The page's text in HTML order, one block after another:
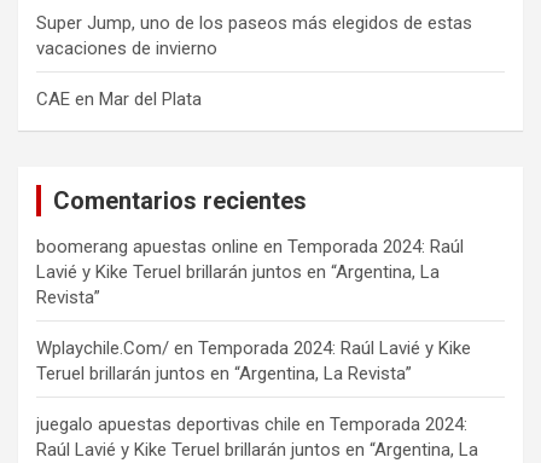
Super Jump, uno de los paseos más elegidos de estas
vacaciones de invierno
CAE en Mar del Plata
Comentarios recientes
boomerang apuestas online en Temporada 2024: Raúl
Lavié y Kike Teruel brillarán juntos en “Argentina, La
Revista”
Wplaychile.Com/ en Temporada 2024: Raúl Lavié y Kike
Teruel brillarán juntos en “Argentina, La Revista”
juegalo apuestas deportivas chile en Temporada 2024:
Raúl Lavié y Kike Teruel brillarán juntos en “Argentina, La